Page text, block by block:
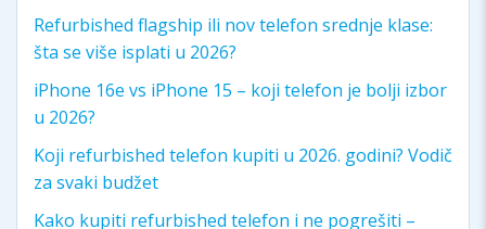
Refurbished flagship ili nov telefon srednje klase:
šta se više isplati u 2026?
iPhone 16e vs iPhone 15 – koji telefon je bolji izbor
u 2026?
Koji refurbished telefon kupiti u 2026. godini? Vodič
za svaki budžet
Kako kupiti refurbished telefon i ne pogrešiti –